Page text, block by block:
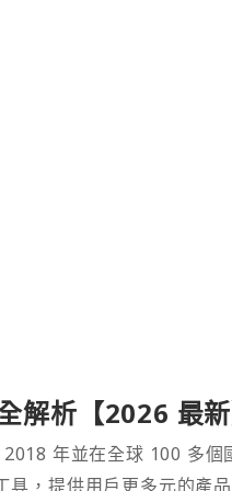
析【2026 最新
年並在全球 100 多個
，提供用戶更多元的產品